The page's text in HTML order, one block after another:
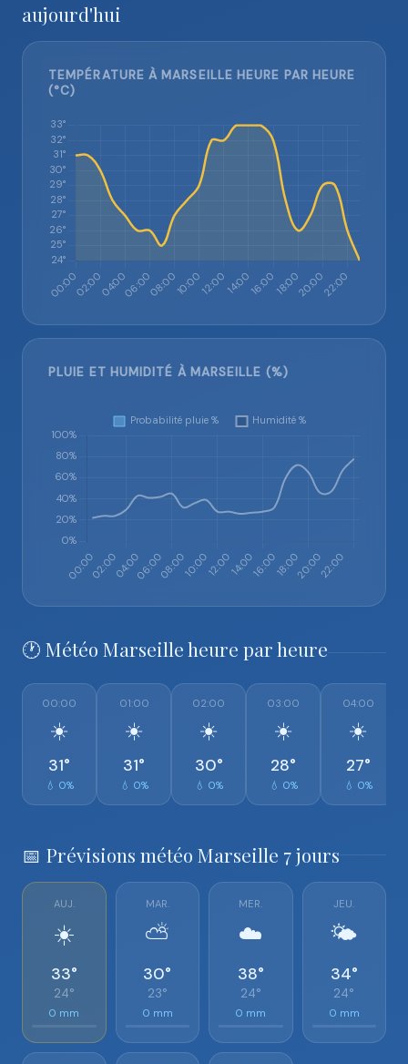
aujourd'hui
TEMPÉRATURE À MARSEILLE HEURE PAR HEURE
(°C)
PLUIE ET HUMIDITÉ À MARSEILLE (%)
🕐 Météo Marseille heure par heure
00:00
☀️
31°
💧 0%
01:00
☀️
31°
💧 0%
02:00
☀️
30°
💧 0%
03:00
☀️
28°
💧 0%
04:00
☀️
27°
💧 0%
📅 Prévisions météo Marseille 7 jours
AUJ.
☀️
33°
24°
0 mm
MAR.
⛅
30°
23°
0 mm
MER.
☁️
38°
24°
0 mm
JEU.
🌤️
34°
24°
0 mm